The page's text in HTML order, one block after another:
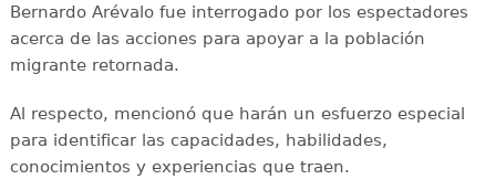
Bernardo Arévalo fue interrogado por los espectadores
acerca de las acciones para apoyar a la población
migrante retornada.
Al respecto, mencionó que harán un esfuerzo especial
para identificar las capacidades, habilidades,
conocimientos y experiencias que traen.